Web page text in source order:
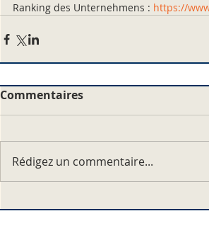
Ranking des Unternehmens : https://
Commentaires
Rédigez un commentaire...